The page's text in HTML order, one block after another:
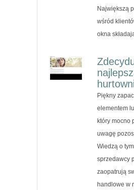
Największą
wśród
okna
Piękny
elementem
który mocno
uwagę
Wiedzą o
sprzedawcy
zaopatrują
handlowe w